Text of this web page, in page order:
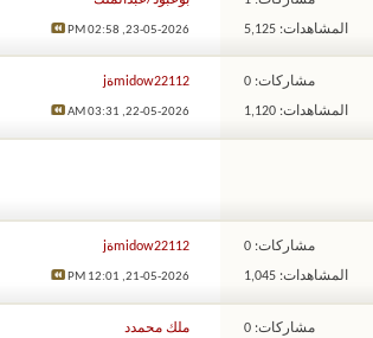
المشاهدات: 5,125 23-05-2026,
02:58 PM
مشاركات: 0
المشاهدات: 1,120
midow22112ةj
22-05-2026,
03:31 AM
مشاركات: 0
المشاهدات: 1,045
midow22112ةj
21-05-2026,
12:01 PM
مشاركات: 0 ملك محمدد